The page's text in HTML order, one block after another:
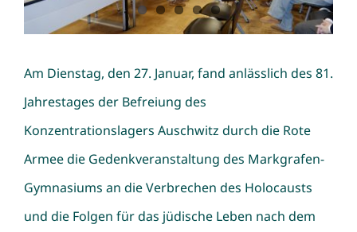
Am Dienstag, den 27. Januar, fand anlässlich des 81.
Jahrestages der Befreiung des
Konzentrationslagers Auschwitz durch die Rote
Armee die Gedenkveranstaltung des Markgrafen-
Gymnasiums an die Verbrechen des Holocausts
und die Folgen für das jüdische Leben nach dem